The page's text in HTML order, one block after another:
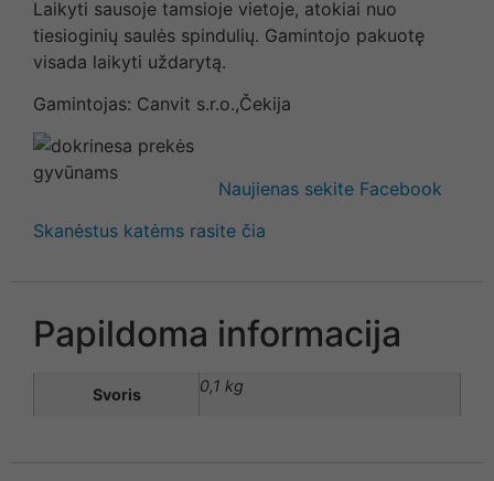
Laikyti sausoje tamsioje vietoje, atokiai nuo
tiesioginių saulės spindulių. Gamintojo pakuotę
visada laikyti uždarytą.
Gamintojas: Canvit s.r.o.,Čekija
Naujienas sekite Facebook
Skanėstus katėms rasite čia
Papildoma informacija
Svoris 0,1 kg